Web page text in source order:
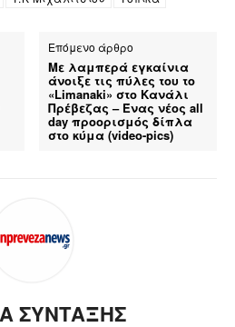
Επόμενο άρθρο
Με λαμπερά εγκαίνια
άνοιξε τις πύλες του το
«Limanaki» στο Κανάλι
Πρέβεζας – Ένας νέος all
day προορισμός δίπλα
στο κύμα (video-pics)
ΣΥΝΤΑΞΗΣ